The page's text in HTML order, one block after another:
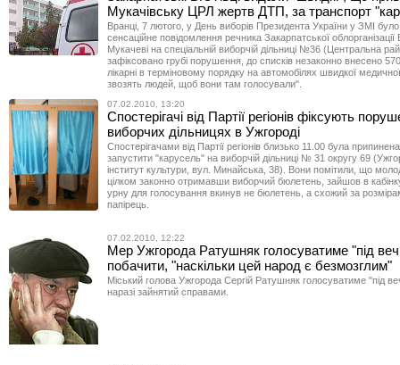
Мукачівську ЦРЛ жертв ДТП, за транспорт
Вранці, 7 лютого, у День виборів Президента України у ЗМІ
сенсаційне повідомлення речника Закарпатської
Мукачеві на спеціальній виборчій дільниці №36 (Центральна
зафіксовано грубі порушення, до списків незаконно внесено
лікарні в терміновому порядку на автомобілях швидкої
звозять людей, щоб вони там голосували".
07.02.2010, 13:20
Спостерігачі від Партії регіонів фіксують
виборчих дільницях в Ужгороді
Спостерігачами від Партії регіонів близько 11.00 була
запустити "карусель" на виборчій дільниці № 31 округу 69
інститут культури, вул. Минайська, 38). Вони помітили, що
цілком законно отримавши виборчий бюлетень, зайшов в
урну для голосування вкинув не бюлетень, а схожий за
папірець.
07.02.2010, 12:22
Мер Ужгорода Ратушняк голосуватиме "під
побачити, "наскільки цей народ є безмозглим"
Міський голова Ужгорода Сергій Ратушняк голосуватиме "під
наразі зайнятий справами.